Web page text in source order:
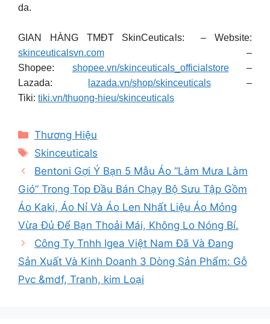
da.
GIAN HÀNG TMĐT SkinCeuticals: – Website:
skinceuticalsvn.com –
Shopee: shopee.vn/skinceuticals_officialstore–
Lazada:
lazada.vn/shop/skinceuticals –
Tiki: tiki.vn/thuong-hieu/skinceuticals
Categories
Thương Hiệu
Tags
Skinceuticals
Bentoni Gợi Ý Bạn 5 Mẫu Áo “Làm Mưa Làm
Gió” Trong Top Đầu Bán Chạy Bộ Sưu Tập Gồm
Áo Kaki, Áo Nỉ Và Áo Len Nhất Liệu Áo Mỏng
Vừa Đủ Để Bạn Thoải Mái, Không Lo Nóng Bí.
Công Ty Tnhh Igea Việt Nam Đã Và Đang
Sản Xuất Và Kinh Doanh 3 Dòng Sản Phẩm: Gỗ
Pvc &mdf, Tranh, kim Loại